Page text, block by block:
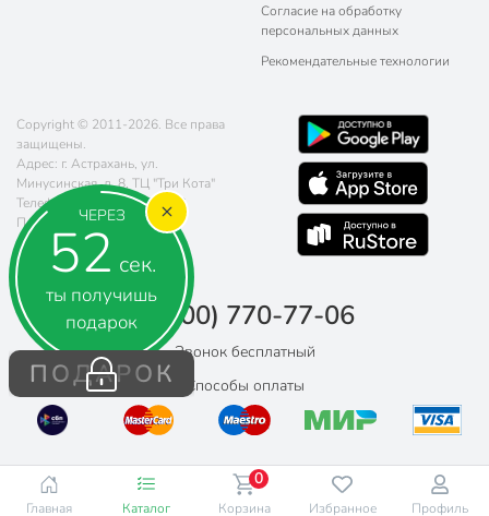
ЧЕРЕЗ
51 сек.
ты получишь
подарок
ПОДАРОК
Согласие на обработку
персональных данных
Рекомендательные технологии
Copyright © 2011-2026. Все права
защищены.
Адрес: г. Астрахань, ул.
Минусинская, д. 8, ТЦ "Три Кота"
Телефон:
8 (800) 770-77-06
Почта:
sales@poryadok.ru
8 (800) 770-77-06
Звонок бесплатный
Способы оплаты
Главная Каталог Корзина
0
Избранное Профиль